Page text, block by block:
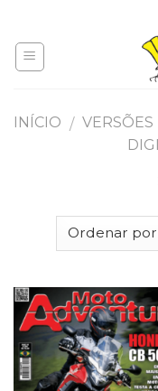
content
INÍCIO / VERSÕES